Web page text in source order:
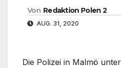
Von Redaktion Polen 2
AUG. 31, 2020
Die Polizei in Malmö